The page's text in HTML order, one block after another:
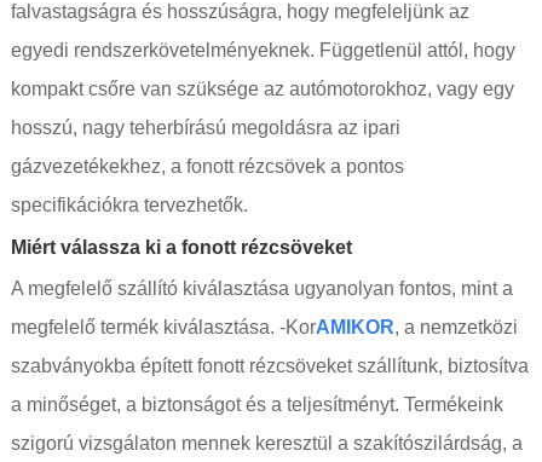
falvastagságra és hosszúságra, hogy megfeleljünk az
egyedi rendszerkövetelményeknek. Függetlenül attól, hogy
kompakt csőre van szüksége az autómotorokhoz, vagy egy
hosszú, nagy teherbírású megoldásra az ipari
gázvezetékekhez, a fonott rézcsövek a pontos
specifikációkra tervezhetők.
Miért válassza ki a fonott rézcsöveket
A megfelelő szállító kiválasztása ugyanolyan fontos, mint a
megfelelő termék kiválasztása. -KorAMIKOR, a nemzetközi
szabványokba épített fonott rézcsöveket szállítunk, biztosítva
a minőséget, a biztonságot és a teljesítményt. Termékeink
szigorú vizsgálaton mennek keresztül a szakítószilárdság, a